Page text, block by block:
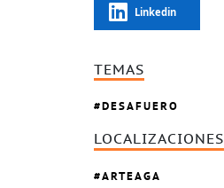
Linkedin
TEMAS
DESAFUERO
LOCALIZACIONES
ARTEAGA